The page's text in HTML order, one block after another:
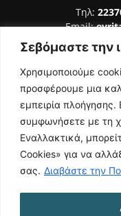
Σεβόμαστε την
Χρησιμοποιούμε
προσφέρουμε μια
εμπειρία
συμφωνήσετε με τη
Εναλλακτικά,
Cookies» για να
σας. Διαβάστε την
Τηλ:
Email:
Αριθμός